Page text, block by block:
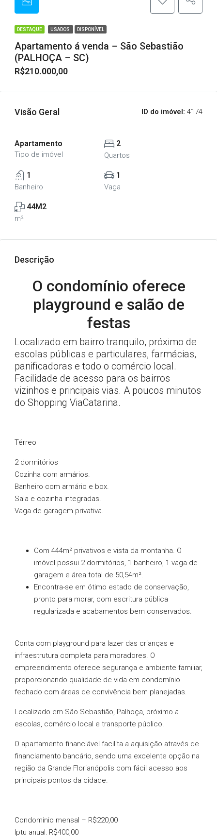
DESTAQUE USADOS DISPONÍVEL
Apartamento á venda – São Sebastião
(PALHOÇA – SC)
R$210.000,00
Visão Geral ID do imóvel: 4174
Apartamento
Tipo de imóvel
2
Quartos
1
Banheiro
1
Vaga
44M2
m²
Descrição
O condomínio oferece
playground e salão de
festas
Localizado em bairro tranquilo, próximo de
escolas públicas e particulares, farmácias,
panificadoras e todo o comércio local.
Facilidade de acesso para os bairros
vizinhos e principais vias. A poucos minutos
do Shopping ViaCatarina.
Térreo
2 dormitórios
Cozinha com armários.
Banheiro com armário e box.
Sala e cozinha integradas.
Vaga de garagem privativa.
Com 444m² privativos e vista da montanha. O
imóvel possui 2 dormitórios, 1 banheiro, 1 vaga de
garagem e área total de 50,54m².
Encontra-se em ótimo estado de conservação,
pronto para morar, com escritura pública
regularizada e acabamentos bem conservados.
Conta com playground para lazer das crianças e
infraestrutura completa para moradores. O
empreendimento oferece segurança e ambiente familiar,
proporcionando qualidade de vida em condomínio
fechado com áreas de convivência bem planejadas.
Localizado em São Sebastião, Palhoça, próximo a
escolas, comércio local e transporte público.
O apartamento financiável facilita a aquisição através de
financiamento bancário, sendo uma excelente opção na
região da Grande Florianópolis com fácil acesso aos
principais pontos da cidade.
Condominio mensal – R$220,00
Iptu anual: R$400,00